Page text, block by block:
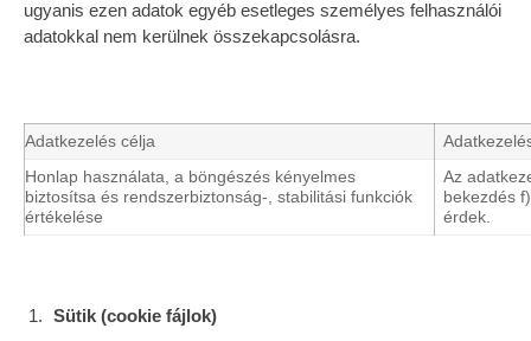
ugyanis ezen adatok egyéb esetleges személyes felhasználói
adatokkal nem kerülnek összekapcsolásra.
Adatkezelés célja
Honlap használata, a böngészés kényelmes
biztosítsa és rendszerbiztonság-, stabilitási funkciók
értékelése
Az
bekezdés
érdek.
Sütik (cookie fájlok)